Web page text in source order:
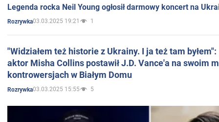
Legenda rocka Neil Young ogłosił darmowy koncert na
Rozrywka03.03.2025 19:21 1
"Widziałem też historie z Ukrainy. I ja też tam
aktor Misha Collins postawił J.D. Vance'a na swoim
kontrowersjach w Białym Domu
Rozrywka03.03.2025 15:55 5